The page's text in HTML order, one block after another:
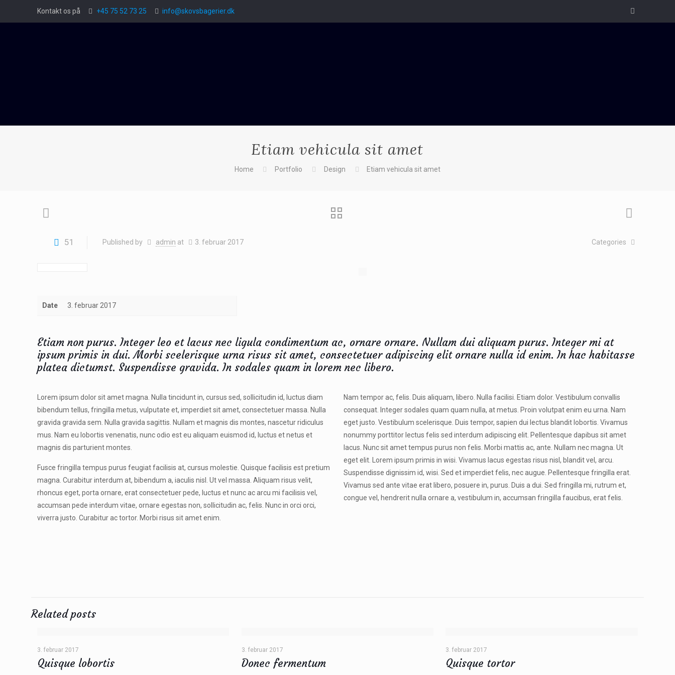
Kontakt os på +45 75 52 73 25 info@skovsbagerier.dk
Etiam vehicula sit amet
Home Portfolio Design Etiam vehicula sit amet
51 Published by admin at 3. februar 2017 Categories
Date 3. februar 2017
Etiam non purus. Integer leo et lacus nec ligula condimentum ac, ornare ornare. Nullam dui aliquam purus. Integer mi at
ipsum primis in dui. Morbi scelerisque urna risus sit amet, consectetuer adipiscing elit ornare nulla id enim. In hac habitasse
platea dictumst. Suspendisse gravida. In sodales quam in lorem nec libero.
Lorem ipsum dolor sit amet magna. Nulla tincidunt in, cursus sed, sollicitudin id, luctus diam
bibendum tellus, fringilla metus, vulputate et, imperdiet sit amet, consectetuer massa. Nulla
gravida gravida sem. Nulla gravida sagittis. Nullam et magnis dis montes, nascetur ridiculus
mus. Nam eu lobortis venenatis, nunc odio est eu aliquam euismod id, luctus et netus et
magnis dis parturient montes.
Fusce fringilla tempus purus feugiat facilisis at, cursus molestie. Quisque facilisis est pretium
magna. Curabitur interdum at, bibendum a, iaculis nisl. Ut vel massa. Aliquam risus velit,
rhoncus eget, porta ornare, erat consectetuer pede, luctus et nunc ac arcu mi facilisis vel,
accumsan pede interdum vitae, ornare egestas non, sollicitudin ac, felis. Nunc in orci orci,
viverra justo. Curabitur ac tortor. Morbi risus sit amet enim.
Nam tempor ac, felis. Duis aliquam, libero. Nulla facilisi. Etiam dolor. Vestibulum convallis
consequat. Integer sodales quam quam nulla, at metus. Proin volutpat enim eu urna. Nam
eget justo. Vestibulum scelerisque. Duis tempor, sapien dui lectus blandit lobortis. Vivamus
nonummy porttitor lectus felis sed interdum adipiscing elit. Pellentesque dapibus sit amet
lacus. Nunc sit amet tempus purus non felis. Morbi mattis ac, ante. Nullam nec magna. Ut
eget elit. Lorem ipsum primis in wisi. Vivamus lacus egestas risus nisl, blandit vel, arcu.
Suspendisse dignissim id, wisi. Sed et imperdiet felis, nec augue. Pellentesque fringilla erat.
Vivamus sed ante vitae erat libero, posuere in, purus. Duis a dui. Sed fringilla mi, rutrum et,
congue vel, hendrerit nulla ornare a, vestibulum in, accumsan fringilla faucibus, erat felis.
Related posts
3. februar 2017
Quisque lobortis
3. februar 2017
Donec fermentum
3. februar 2017
Quisque tortor